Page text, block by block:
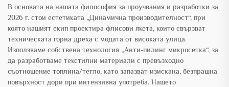
В основата на нашата философия за проучвания и разработки за
2026 г. стои естетиката „Динамична производителност“, при
която нашият екип проектира флисови якета, които свързват
техническата горна дреха с модата от високата улица.
Използваме собствена технология „Анти-пилинг микросетка“, за
да разработваме текстилни материали с превъзходно
съотношение топлина/тегло, като запазват изискана, безпрашна
повърхност дори при интензивна употреба. Нашето